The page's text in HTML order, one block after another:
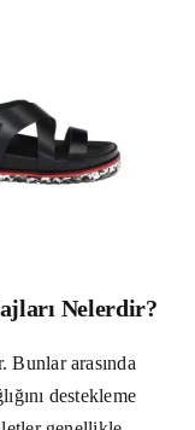
Nelerdir?
Bunlar arasında
destekleme